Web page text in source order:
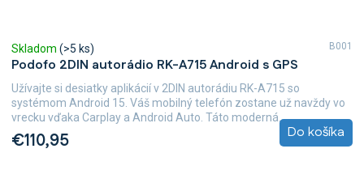
Podofo 2DIN autorádio RK-A715 Android s GPS
Skladom (>5 ks)
€110,95 Do košíka
Užívajte si desiatky aplikácií v 2DIN autorádiu RK-A715 so
systémom Android 15. Váš mobilný telefón zostane už navždy vo
vrecku vďaka Carplay a Android Auto. Táto moderná...
B001